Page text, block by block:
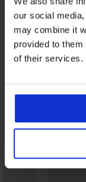
our social
may combine it
provided to
of their services.